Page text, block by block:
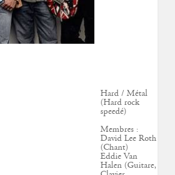
Hard / Métal
(Hard rock
speedé)
Membres :
David Lee Roth
(Chant)
Eddie Van
Halen (Guitare,